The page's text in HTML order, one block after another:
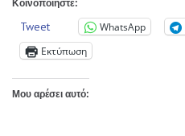
Κοινοποιήστε:
Tweet WhatsApp
Εκτύπωση
Μου αρέσει αυτό: